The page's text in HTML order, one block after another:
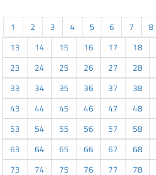
1 2 3 4 5 6 7 8
13
14 15 16 17 18
23
24 25 26 27 28
33
34 35 36 37 38
43
44 45 46 47 48
53
54 55 56 57 58
63
64 65 66 67 68
73
74 75 76 77 78